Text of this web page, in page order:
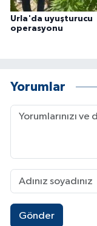
Urla'da uyuşturucu
operasyonu
Yorumlar
Gönder